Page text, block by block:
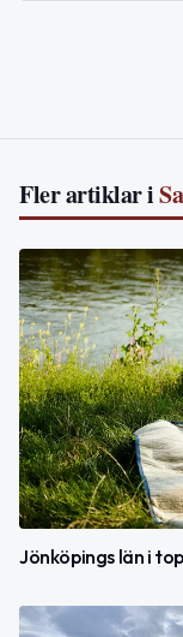
Fler artiklar i
Jönköpings län i